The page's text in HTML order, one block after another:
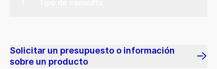
Solicitar un presupuesto o información
sobre un producto